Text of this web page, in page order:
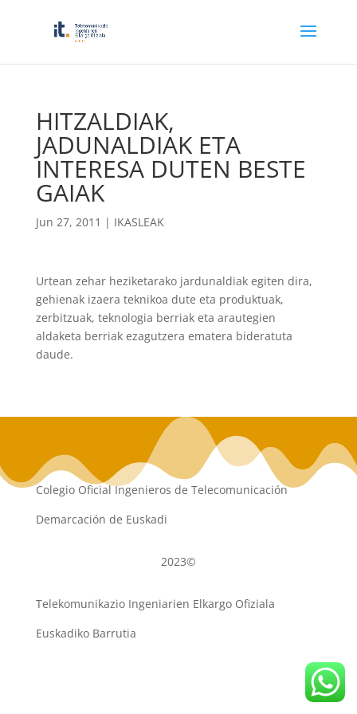
HITZALDIAK,
JADUNALDIAK ETA
INTERESA DUTEN BESTE
GAIAK
Jun 27, 2011 | IKASLEAK
Urtean zehar heziketarako jardunaldiak egiten dira,
gehienak izaera teknikoa dute eta produktuak,
zerbitzuak, teknologia berriak eta arautegien
aldaketa berriak ezagutzera ematera bideratuta
daude.
Colegio Oficial Ingenieros de Telecomunicación
Demarcación de Euskadi
2023©
Telekomunikazio Ingeniarien Elkargo Ofiziala
Euskadiko Barrutia